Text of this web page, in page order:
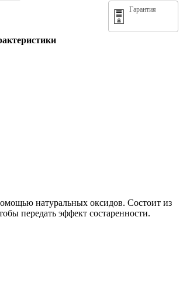
Гарантия
натуральных оксидов. Состоит из
передать эффект состаренности.